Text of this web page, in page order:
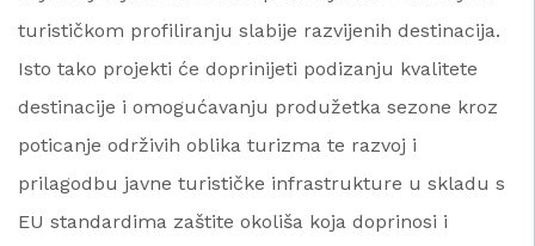
turističkom profiliranju slabije razvijenih destinacija.
Isto tako projekti će doprinijeti podizanju kvalitete
destinacije i omogućavanju produžetka sezone kroz
poticanje održivih oblika turizma te razvoj i
prilagodbu javne turističke infrastrukture u skladu s
EU standardima zaštite okoliša koja doprinosi i